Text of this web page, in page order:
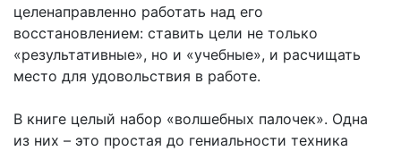
целенаправленно работать над его
восстановлением: ставить цели не только
«результативные», но и «учебные», и расчищать
место для удовольствия в работе.
В книге целый набор «волшебных палочек». Одна
из них – это простая до гениальности техника